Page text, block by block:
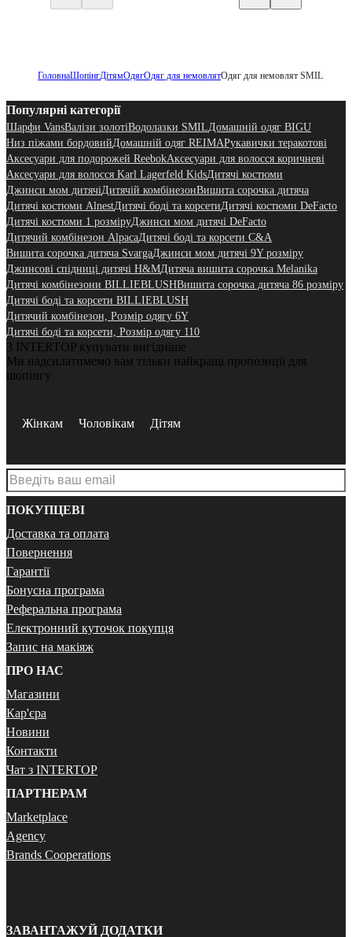
ГоловнаШопінгДітямОдягОдяг для немовлятОдяг для немовлят SMIL
Популярні категорії
Шарфи VansВалізи золотіВодолазки SMILДомашній одяг BIGU
Низ піжами бордовийДомашній одяг REIMAРукавички теракотові
Аксесуари для подорожей ReebokАксесуари для волосся коричневі
Аксесуари для волосся Karl Lagerfeld KidsДитячі костюми
Джинси мом дитячіДитячій комбінезонВишита сорочка дитяча
Дитячі костюми AlnestДитячі боді та корсетиДитячі костюми DeFacto
Дитячі костюми 1 розміруДжинси мом дитячі DeFacto
Дитячий комбінезон AlpacaДитячі боді та корсети C&A
Вишита сорочка дитяча SvargaДжинси мом дитячі 9Y розміру
Джинсові спідниці дитячі H&MДитяча вишита сорочка Melanika
Дитячі комбінезони BILLIEBLUSHВишита сорочка дитяча 86 розміру
Дитячі боді та корсети BILLIEBLUSH
Дитячий комбінезон, Розмір одягу 6Y
Дитячі боді та корсети, Розмір одягу 110
З INTERTOP купувати вигідніше
Ми надсилатимемо вам тільки найкращі пропозиції для
шопінгу
Жінкам Чоловікам Дітям
ПОКУПЦЕВІ
Доставка та оплата
Повернення
Гарантії
Бонусна програма
Реферальна програма
Електронний куточок покупця
Запис на макіяж
ПРО НАС
Магазини
Кар'єра
Новини
Контакти
Чат з INTERTOP
ПАРТНЕРАМ
Marketplace
Agency
Brands Cooperations
ЗАВАНТАЖУЙ ДОДАТКИ